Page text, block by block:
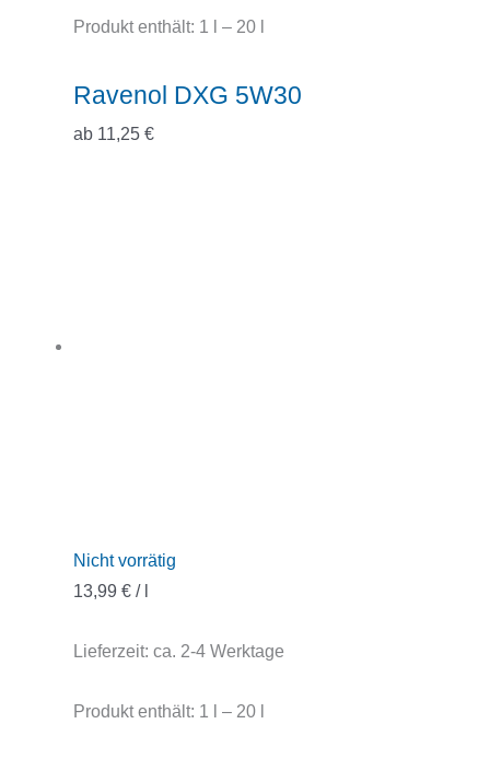
Produkt enthält: 1 – 20
Ravenol DXG 5W30
ab 11,25 €
Nicht vorrätig
13,99 €/
Lieferzeit: ca. 2-4 Werktage
Produkt enthält: 1 – 20